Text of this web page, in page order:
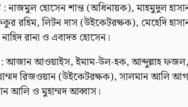
: নাজমুল হোসেন শান্ত (অধিনায়ক), মাহমুদুল
রহিম, লিটন দাস (উইকেটরক্ষক), মেহেদি
রানা ও এবাদত হোসেন।
: আজান আওয়াইস, ইমাম-উল-হক, আব্দুল্লাহ
রিজওয়ান (উইকেটরক্ষক), সালমান আলি
আলি ও মুহাম্মদ আব্বাস।